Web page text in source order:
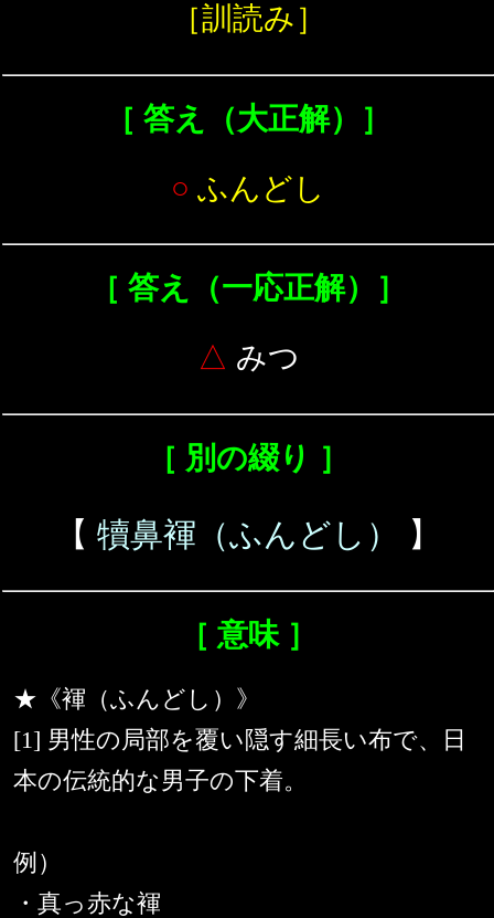
［訓読み］
［ 答え（大正解）］
○ ふんどし
［ 答え（一応正解）］
△ みつ
［ 別の綴り ］
【 犢鼻褌（ふんどし） 】
［ 意味 ］
★《褌（ふんどし）》
[1] 男性の局部を覆い隠す細長い布で、日
本の伝統的な男子の下着。
例）
・真っ赤な褌